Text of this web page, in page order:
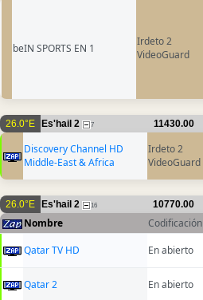
beIN SPORTS EN 1
Irdeto 2
VideoGuard
26.0°E Es'hail 2 7 11430.00
Discovery Channel HD
Middle-East & Africa
Irdeto 2
VideoGuard
26.0°E Es'hail 2 16 10770.00
Nombre Codificación
Qatar TV HD
En abierto
Qatar 2 En abierto